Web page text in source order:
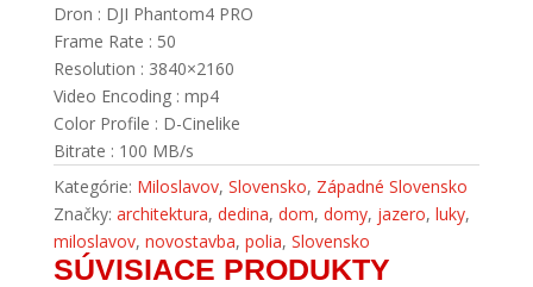
Dron : DJI Phantom4 PRO
Frame Rate : 50
Resolution : 3840×2160
Video Encoding : mp4
Color Profile : D-Cinelike
Bitrate : 100 MB/s
Kategórie: Miloslavov, Slovensko, Západné Slovensko
Značky: architektura, dedina, dom, domy, jazero, luky,
miloslavov, novostavba, polia, Slovensko
SÚVISIACE PRODUKTY